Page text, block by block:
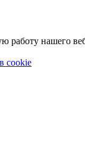
нашего
cookie